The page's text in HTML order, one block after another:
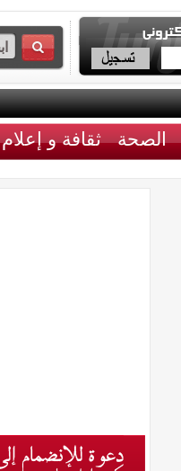
الصحة ثقافة و إعلام